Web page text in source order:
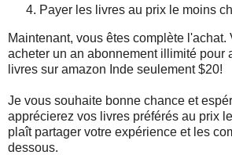
Payer les livres au prix le moins
Maintenant, vous êtes complète l'achat.
acheter un an abonnement illimité pour
livres sur amazon Inde seulement $20!
Je vous souhaite bonne chance et
apprécierez vos livres préférés au prix
plaît partager votre expérience et les
dessous.